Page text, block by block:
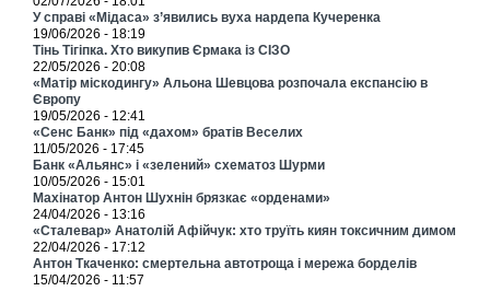
У справі «Мідаса» з’явились вуха нардепа Кучеренка
19/06/2026 - 18:19
Тінь Тігіпка. Хто викупив Єрмака із СІЗО
22/05/2026 - 20:08
«Матір міскодингу» Альона Шевцова розпочала експансію в
Європу
19/05/2026 - 12:41
«Сенс Банк» під «дахом» братів Веселих
11/05/2026 - 17:45
Банк «Альянс» і «зелений» схематоз Шурми
10/05/2026 - 15:01
Махінатор Антон Шухнін брязкає «орденами»
24/04/2026 - 13:16
«Сталевар» Анатолій Афійчук: хто труїть киян токсичним димом
22/04/2026 - 17:12
Антон Ткаченко: смертельна автотроща і мережа борделів
15/04/2026 - 11:57